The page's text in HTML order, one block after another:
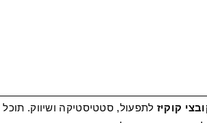
קוקיז לתפעול, סטטיסטיקה ושיווק. תוכל